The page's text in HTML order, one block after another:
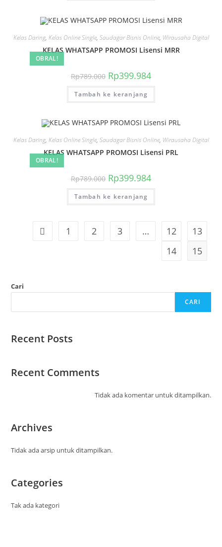
OBRAL!
Kelas Daring, Kelas Online Single, Saudagar Bisnis Online, Wirausaha Digital
KELAS WHATSAPP PROMOSI Lisensi MRR
Rp789.000 Harga
aslinya
adalah:
Rp789.000.
Rp399.984saat
ini
Rp399.984.
Tambah ke keranjang
OBRAL!
Kelas Daring, Kelas Online Single, Saudagar Bisnis Online, Wirausaha Digital
KELAS WHATSAPP PROMOSI Lisensi PRL
Rp789.000 Harga
aslinya
adalah:
Rp789.000.
Rp399.984saat
ini
Rp399.984.
Tambah ke keranjang
1 2 3 … 12
13
14
15
Cari
CARI
Recent Posts
Recent Comments
Tidak ada komentar untuk ditampilkan.
Archives
Tidak ada arsip untuk ditampilkan.
Categories
Tak ada kategori